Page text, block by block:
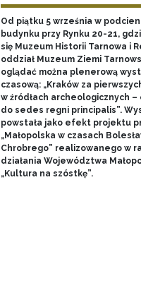
Od piątku 5 września w
budynku przy Rynku 20-21,
się Muzeum Historii Tarnowa i
oddział Muzeum Ziemi
oglądać można plenerową
czasową: „Kraków za
w źródłach archeologicznych
do sedes regni principalis”.
powstała jako efekt projektu
„Małopolska w czasach
Chrobrego” realizowanego w
działania Województwa
„Kultura na szóstkę”.